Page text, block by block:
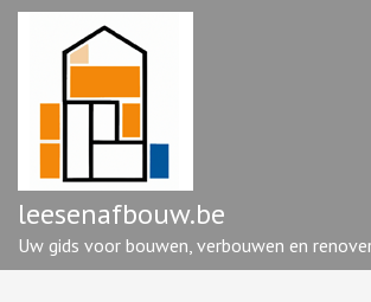
Ga
enter)
leesenafbouw.be
Uw gids voor bouwen, verbouwen en